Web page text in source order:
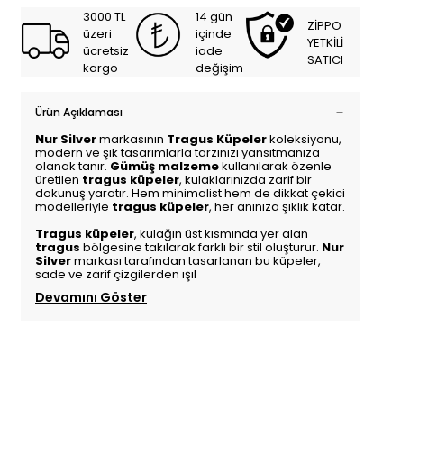
3000 TL
üzeri
ücretsiz
kargo
14 gün
içinde
iade
değişim
ZİPPO
YETKİLİ
SATICI
Ürün Açıklaması
Nur Silvermarkasının Tragus Küpelerkoleksiyonu,
modern ve şık tasarımlarla tarzınızı yansıtmanıza
olanak tanır. Gümüş malzemekullanılarak özenle
üretilen tragus küpeler, kulaklarınızda zarif bir
dokunuş yaratır. Hem minimalist hem de dikkat çekici
modelleriyle tragus küpeler, her anınıza şıklık katar.
Tragus küpeler, kulağın üst kısmında yer alan
tragus bölgesine takılarak farklı bir stil oluşturur. Nur
Silvermarkası tarafından tasarlanan bu küpeler,
sade ve zarif çizgilerden ışıl
Devamını Göster